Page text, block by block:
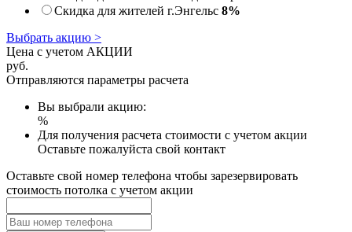
Скидка для жителей г.Энгельс 8%
Выбрать акцию >
Цена с учетом АКЦИИ
руб.
Отправляются параметры расчета
Вы выбрали акцию:
%
Для получения расчета стоимости с учетом акции
Оставьте пожалуйста свой контакт
Оставьте свой номер телефона чтобы зарезервировать
стоимость потолка с учетом акции